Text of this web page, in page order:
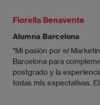
Fiorella Benavente
Alumna Barcelona
"Mi pasión por el
Barcelona para
postgrado y la
todas mis expectativas.